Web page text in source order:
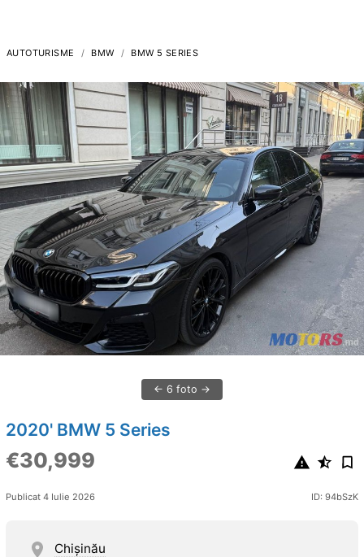
AUTOTURISME BMW BMW 5 SERIES
6 foto
2020' BMW 5 Series
€30,999
Publicat 4 Iulie 2026 ID: 94bSzK
Chişinău